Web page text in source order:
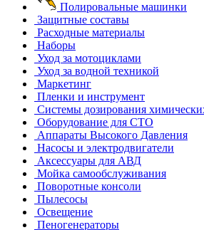
Полировальные машинки
Защитные составы
Расходные материалы
Наборы
Уход за мотоциклами
Уход за водной техникой
Маркетинг
Пленки и инструмент
Системы дозирования
Оборудование для СТО
Аппараты Высокого Давления
Насосы и электродвигатели
Аксессуары для АВД
Мойка самообслуживания
Поворотные консоли
Пылесосы
Освещение
Пеногенераторы